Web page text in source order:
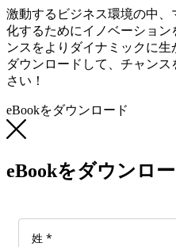
激動するビジネス環境の中
化するためにイノベーショ
ンスをよりダイナミックに
ダウンロードして、チャン
さい！
eBookをダウンロード
eBookをダウンロ